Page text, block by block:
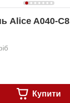
Alice A040-C8
Купити